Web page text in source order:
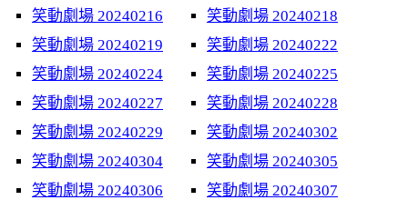
笑動劇場 20240216
笑動劇場 20240218
笑動劇場 20240219
笑動劇場 20240222
笑動劇場 20240224
笑動劇場 20240225
笑動劇場 20240227
笑動劇場 20240228
笑動劇場 20240229
笑動劇場 20240302
笑動劇場 20240304
笑動劇場 20240305
笑動劇場 20240306
笑動劇場 20240307